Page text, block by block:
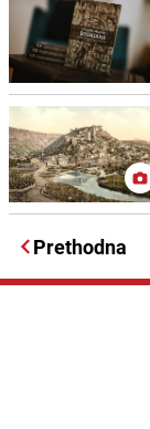
Prethodna